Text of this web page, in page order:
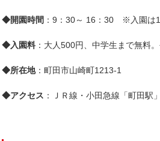
◆開園時間 ：9：30～ 16：30 ※入園は
◆入園料 ：大人500円、中学生まで無料
◆所在地：町田市山崎町1213-1
◆アクセス ：ＪＲ線・小田急線「町田